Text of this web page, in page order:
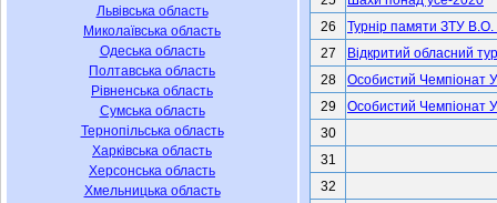
Львівська область
Миколаївська область
Одеська область
Полтавська область
Рівненська область
Сумська область
Тернопільська область
Харківська область
Херсонська область
Хмельницька область